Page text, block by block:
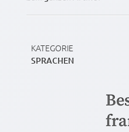
KATEGORIE
SPRACHEN